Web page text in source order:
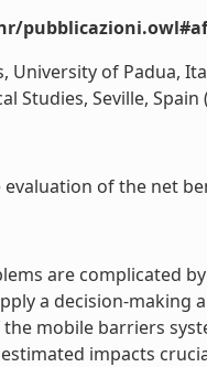
of Padua,
Studies, Seville, Spain
of the net
are complicated
a decision-
mobile barriers
impacts